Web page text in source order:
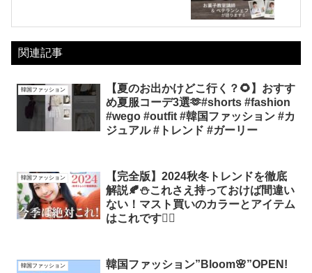
関連記事
韓国ファッション
【夏のお出かけどこ行く？🌻】おすす
め夏服コーデ3選🫶#shorts #fashion
#wego #outfit #韓国ファッション #カ
ジュアル #トレンド #ガーリー
韓国ファッション
【完全版】2024秋冬トレンドを徹底
解説🍂⛄️これさえ持っておけば間違い
ない！マスト買いのカラーとアイテム
はこれです☝🏻
韓国ファッション 韓国ファッション”Bloom🌸”OPEN!